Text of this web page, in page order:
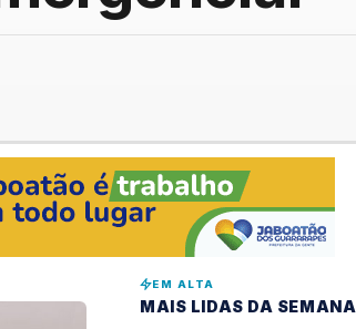
EM ALTA
MAIS LIDAS DA SEMANA